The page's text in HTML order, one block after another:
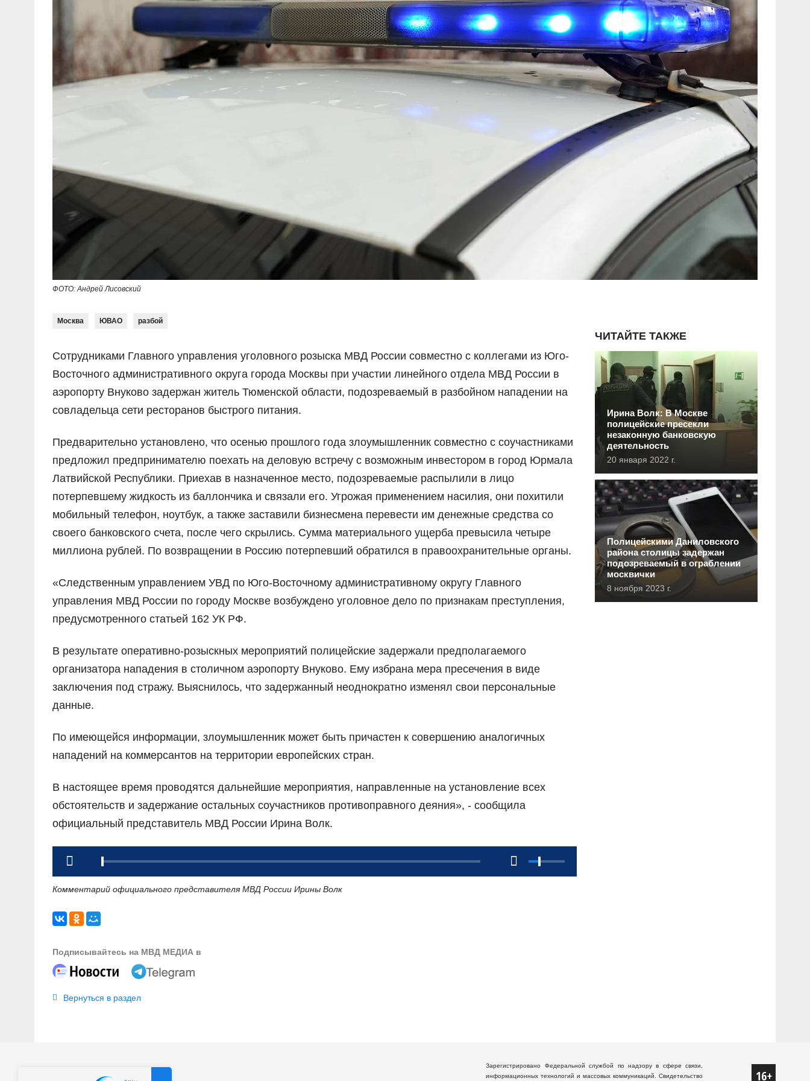
ФОТО: Андрей Лисовский
Москва ЮВАО разбой
Сотрудниками Главного управления уголовного розыска МВД России совместно с коллегами из Юго-
Восточного административного округа города Москвы при участии линейного отдела МВД России в
аэропорту Внуково задержан житель Тюменской области, подозреваемый в разбойном нападении на
совладельца сети ресторанов быстрого питания.
Предварительно установлено, что осенью прошлого года злоумышленник совместно с соучастниками
предложил предпринимателю поехать на деловую встречу с возможным инвестором в город Юрмала
Латвийской Республики. Приехав в назначенное место, подозреваемые распылили в лицо
потерпевшему жидкость из баллончика и связали его. Угрожая применением насилия, они похитили
мобильный телефон, ноутбук, а также заставили бизнесмена перевести им денежные средства со
своего банковского счета, после чего скрылись. Сумма материального ущерба превысила четыре
миллиона рублей. По возвращении в Россию потерпевший обратился в правоохранительные органы.
«Следственным управлением УВД по Юго-Восточному административному округу Главного
управления МВД России по городу Москве возбуждено уголовное дело по признакам преступления,
предусмотренного статьей 162 УК РФ.
В результате оперативно-розыскных мероприятий полицейские задержали предполагаемого
организатора нападения в столичном аэропорту Внуково. Ему избрана мера пресечения в виде
заключения под стражу. Выяснилось, что задержанный неоднократно изменял свои персональные
данные.
По имеющейся информации, злоумышленник может быть причастен к совершению аналогичных
нападений на коммерсантов на территории европейских стран.
В настоящее время проводятся дальнейшие мероприятия, направленные на установление всех
обстоятельств и задержание остальных соучастников противоправного деяния», - сообщила
официальный представитель МВД России Ирина Волк.
Комментарий официального представителя МВД России Ирины Волк
Подписывайтесь на МВД МЕДИА в
Вернуться в раздел
ЧИТАЙТЕ ТАКЖЕ
Ирина Волк: В Москве
полицейские пресекли
незаконную банковскую
деятельность
20 января 2022 г.
Полицейскими Даниловского
района столицы задержан
подозреваемый в ограблении
москвички
8 ноября 2023 г.
Зарегистрировано Федеральной службой по надзору в сфере связи,
информационных технологий и массовых коммуникаций. Свидетельство